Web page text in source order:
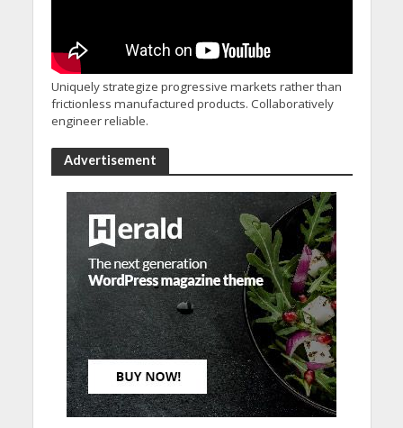
Uniquely strategize progressive markets rather than
frictionless manufactured products. Collaboratively
engineer reliable.
Advertisement